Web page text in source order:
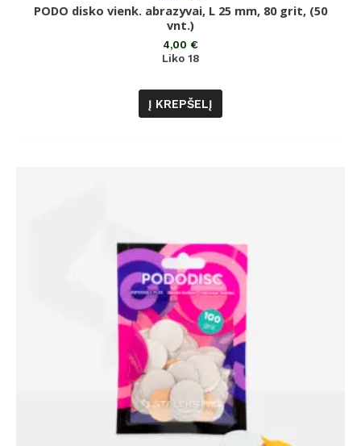
Įvertinimas:
0
PODO disko vienk. abrazyvai, L 25 mm, 80 grit, (50
vnt.)
4,00 €
Liko 18
Į KREPŠELĮ